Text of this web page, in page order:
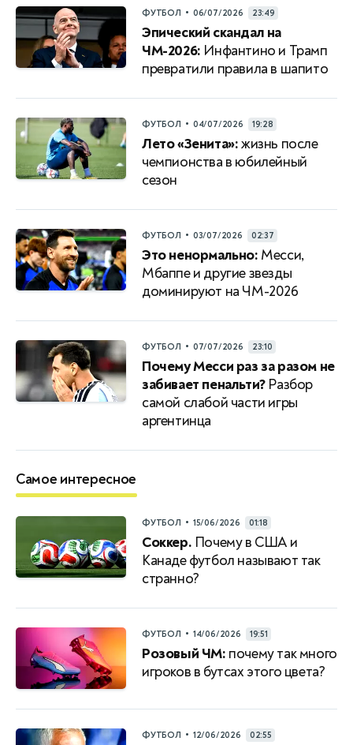
ФУТБОЛ • 06/07/2026 23:49
Эпический скандал на
ЧМ-2026: Инфантино и Трамп
превратили правила в шапито
ФУТБОЛ • 04/07/2026 19:28
Лето «Зенита»:жизнь после
чемпионства в юбилейный
сезон
ФУТБОЛ • 03/07/2026 02:37
Это ненормально: Месси,
Мбаппе и другие звезды
доминируют на ЧМ-2026
ФУТБОЛ • 07/07/2026 23:10
Почему Месси раз за разом не
забивает пенальти?Разбор
самой слабой части игры
аргентинца
Самое интересное
ФУТБОЛ • 15/06/2026 01:18
Соккер. Почему в США и
Канаде футбол называют так
странно?
ФУТБОЛ • 14/06/2026 19:51
Розовый ЧМ: почему так много
игроков в бутсах этого цвета?
ФУТБОЛ • 12/06/2026 02:55